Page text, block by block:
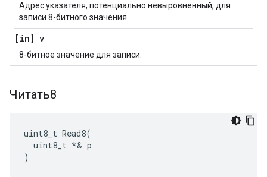
Адрес указателя, потенциально невыровненный, для
записи 8-битного значения.
[in] v
8-битное значение для записи.
Читать8
uint8_t Read8(
  uint8_t *& p
)